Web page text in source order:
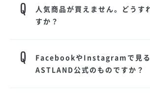
人気商品が買えません。どうす
すか？
FacebookやInstagramで見る
ASTLAND公式のものですか？